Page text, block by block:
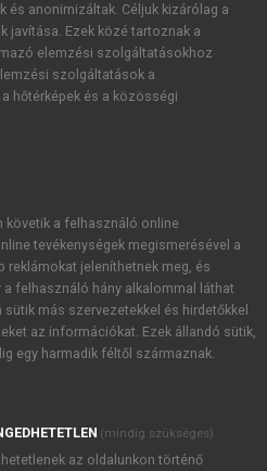
újdonságairól, akcióiról.
Kiadó Zrt. újdonságairól,
foglaltakat tudomásul
és anonimizáltak. Céljuk kizárólag a
javítása. Ezek közé tartoznak a
elemzési szolgáltatásokhoz
szolgáltatások a
hőtérképek és a közösségi
követik a felhasználó online
tevékenységek megismerésével a
reklámokat jeleníthetnek meg, és
a felhasználó hány alkalommal láthat
sütik más szervezetekkel és hirdetőkkel
az információkat. Ezek állandó sütik,
egy harmadik féltől származnak.
(mindig szükséges)
az oldalunkon történő